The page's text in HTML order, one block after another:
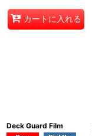
カートに入れる
Deck Guard Film